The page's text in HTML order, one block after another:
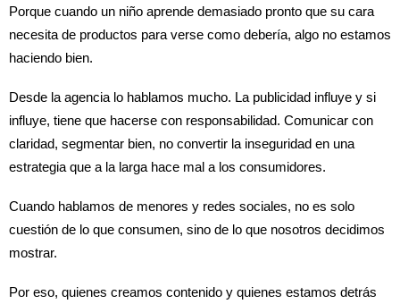
Porque cuando un niño aprende demasiado pronto que su cara
necesita de productos para verse como debería, algo no estamos
haciendo bien.
Desde la agencia lo hablamos mucho. La publicidad influye y si
influye, tiene que hacerse con responsabilidad. Comunicar con
claridad, segmentar bien, no convertir la inseguridad en una
estrategia que a la larga hace mal a los consumidores.
Cuando hablamos de menores y redes sociales, no es solo
cuestión de lo que consumen, sino de lo que nosotros decidimos
mostrar.
Por eso, quienes creamos contenido y quienes estamos detrás